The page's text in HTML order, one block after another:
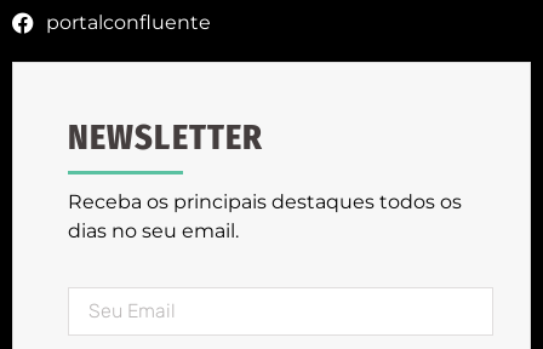
portalconfluente
NEWSLETTER
Receba os principais destaques todos os
dias no seu email.